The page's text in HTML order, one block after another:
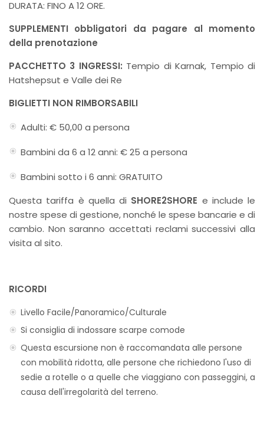
DURATA: FINO A 12 ORE.
SUPPLEMENTI obbligatori da pagare al momento
della prenotazione
PACCHETTO 3 INGRESSI: Tempio di Karnak, Tempio di
Hatshepsut e Valle dei Re
BIGLIETTI NON RIMBORSABILI
Adulti: € 50,00 a persona
Bambini da 6 a 12 anni: € 25 a persona
Bambini sotto i 6 anni: GRATUITO
Questa tariffa è quella di SHORE2SHORE e include le
nostre spese di gestione, nonché le spese bancarie e di
cambio. Non saranno accettati reclami successivi alla
visita al sito.
RICORDI
Livello Facile/Panoramico/Culturale
Si consiglia di indossare scarpe comode
Questa escursione non è raccomandata alle persone
con mobilità ridotta, alle persone che richiedono l'uso di
sedie a rotelle o a quelle che viaggiano con passeggini, a
causa dell'irregolarità del terreno.